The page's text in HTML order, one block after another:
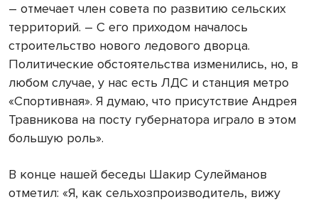
– отмечает член совета по развитию сельских
территорий. – С его приходом началось
строительство нового ледового дворца.
Политические обстоятельства изменились, но, в
любом случае, у нас есть ЛДС и станция метро
«Спортивная». Я думаю, что присутствие Андрея
Травникова на посту губернатора играло в этом
большую роль».
В конце нашей беседы Шакир Сулейманов
отметил: «Я, как сельхозпроизводитель, вижу